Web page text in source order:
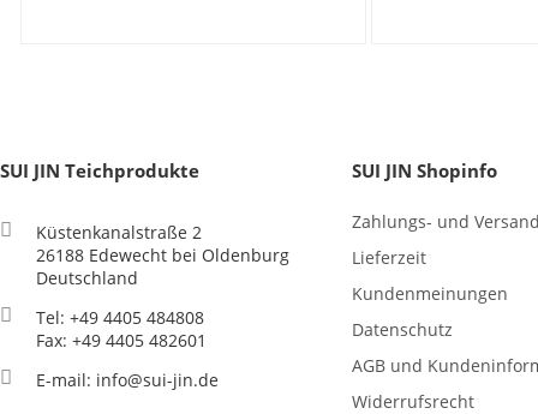
SUI JIN Teichprodukte
Küstenkanalstraße 2
26188 Edewecht bei Oldenburg
Deutschland
Tel: +49 4405 484808
Fax: +49 4405 482601
E-mail: info@sui-jin.de
SUI JIN Shopinfo
Zahlungs- und
Lieferzeit
Kundenmeinungen
Datenschutz
AGB und
Widerrufsrecht